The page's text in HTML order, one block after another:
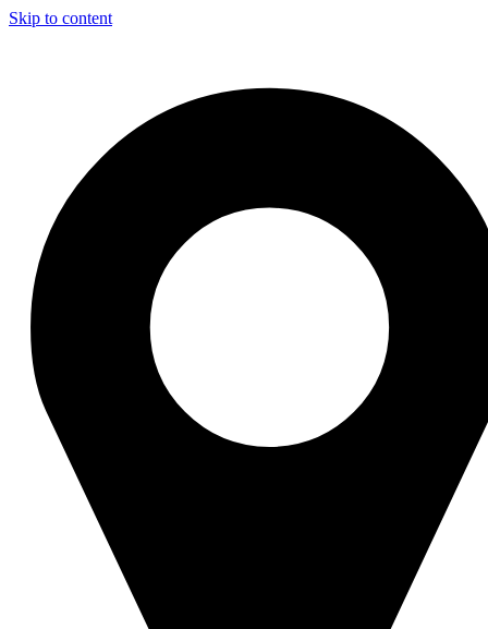
Skip to content